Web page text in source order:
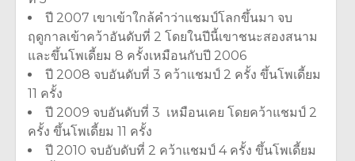
ปี 2007 เขาเข้าใกล้คำว่าแชมป์โลกขึ้นมา จบ
ฤดูกาลเข้าคว้าอันดับที่ 2 โดยในปีนี้เขาชนะสองสนาม
และขึ้นโพเดี้ยม 8 ครั้งเหมือนกับปี 2006
ปี 2008 จบอันดับที่ 3 คว้าแชมป์ 2 ครั้ง ขึ้นโพเดี้ยม
11 ครั้ง
ปี 2009 จบอันดับที่ 3 เหมือนเคย โดยคว้าแชมป์ 2
ครั้ง ขึ้นโพเดี้ยม 11 ครั้ง
ปี 2010 จบอับดับที่ 2 คว้าแชมป์ 4 ครั้ง ขึ้นโพเดี้ยม